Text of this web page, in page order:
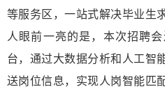
等服务区，一站式解决毕业生
人眼前一亮的是，本次招聘
台，通过大数据分析和人工智
送岗位信息，实现人岗智能匹